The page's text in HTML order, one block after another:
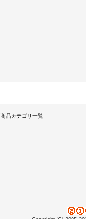
商品カテゴリ一覧